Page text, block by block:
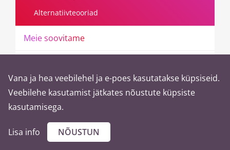
Alternatiivteooriad
Meiesoovitame
Ra h lu
Eesti kirjan
Elulo o
Vana ja hea veebilehel ja e-poes kasutatakse küpsiseid.
Veebilehe kasutamist jätkates nõustute küpsiste
kasutamisega.
Lisa info NÕUSTUN